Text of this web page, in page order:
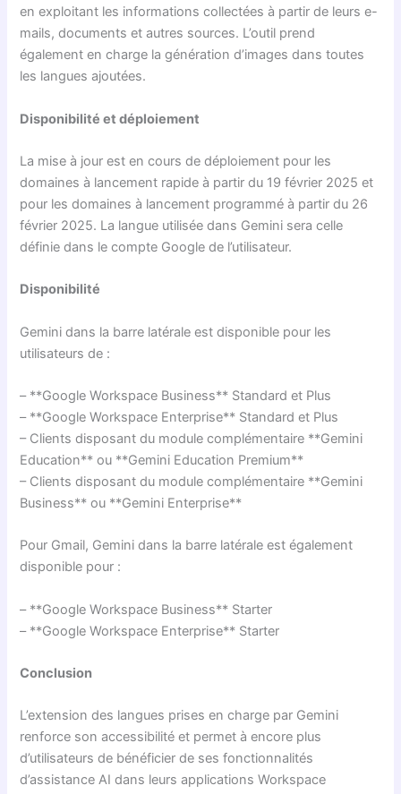
en exploitant les informations collectées à partir de leurs e-
mails, documents et autres sources. L’outil prend
également en charge la génération d’images dans toutes
les langues ajoutées.
Disponibilité et déploiement
La mise à jour est en cours de déploiement pour les
domaines à lancement rapide à partir du 19 février 2025 et
pour les domaines à lancement programmé à partir du 26
février 2025. La langue utilisée dans Gemini sera celle
définie dans le compte Google de l’utilisateur.
Disponibilité
Gemini dans la barre latérale est disponible pour les
utilisateurs de :
– **Google Workspace Business** Standard et Plus
– **Google Workspace Enterprise** Standard et Plus
– Clients disposant du module complémentaire **Gemini
Education** ou **Gemini Education Premium**
– Clients disposant du module complémentaire **Gemini
Business** ou **Gemini Enterprise**
Pour Gmail, Gemini dans la barre latérale est également
disponible pour :
– **Google Workspace Business** Starter
– **Google Workspace Enterprise** Starter
Conclusion
L’extension des langues prises en charge par Gemini
renforce son accessibilité et permet à encore plus
d’utilisateurs de bénéficier de ses fonctionnalités
d’assistance AI dans leurs applications Workspace